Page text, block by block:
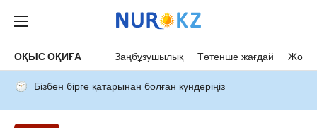
ОҚЫС ОҚИҒА Заңбұзушылық Төтенше жағдай Жол
Бізбен бірге қатарынан болған күндеріңіз